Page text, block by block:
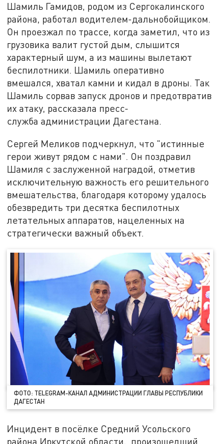
Шамиль Гамидов, родом из Сергокалинского
района, работал водителем-дальнобойщиком.
Он проезжал по трассе, когда заметил, что из
грузовика валит густой дым, слышится
характерный шум, а из машины вылетают
беспилотники. Шамиль оперативно
вмешался, хватал камни и кидал в дроны. Так
Шамиль сорвав запуск дронов и предотвратив
их атаку, рассказала пресс-
служба администрации Дагестана.
Сергей Меликов подчеркнул, что "истинные
герои живут рядом с нами". Он поздравил
Шамиля с заслуженной наградой, отметив
исключительную важность его решительного
вмешательства, благодаря которому удалось
обезвредить три десятка беспилотных
летательных аппаратов, нацеленных на
стратегически важный объект.
ФОТО: TELEGRAM-КАНАЛ АДМИНИСТРАЦИИ ГЛАВЫ РЕСПУБЛИКИ
ДАГЕСТАН
Инцидент в посёлке Средний Усольского
района Иркутской области, произошедший